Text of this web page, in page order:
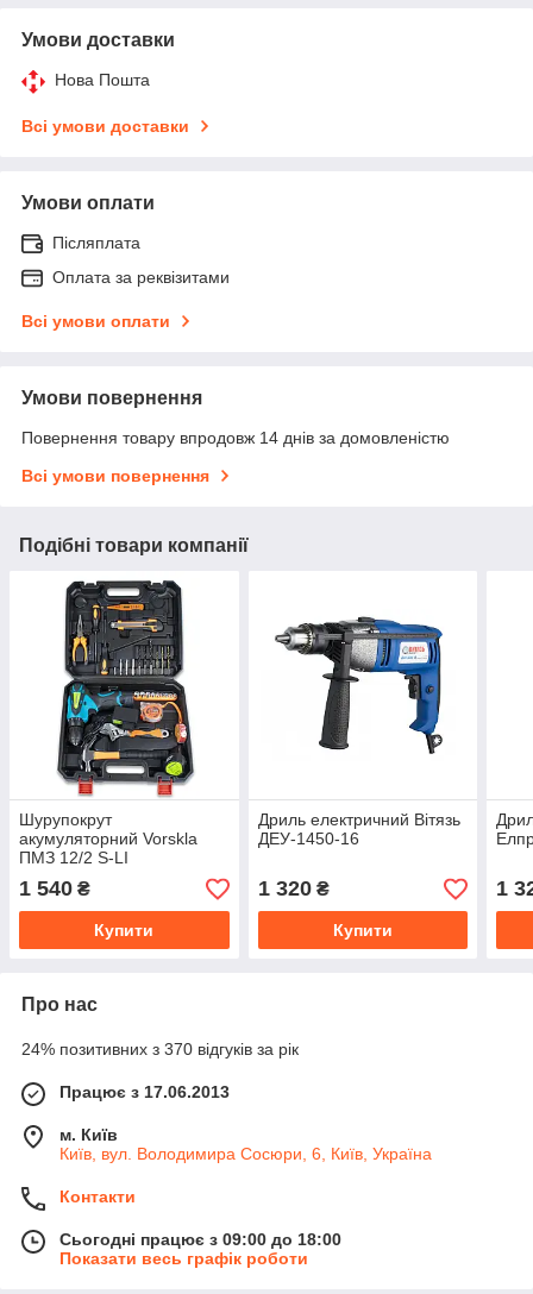
Умови доставки
Нова Пошта
Всі умови доставки
Умови оплати
Післяплата
Оплата за реквізитами
Всі умови оплати
Умови повернення
Повернення товару впродовж 14 днів за домовленістю
Всі умови повернення
Подібні товари компанії
Шурупокрут
акумуляторний Vorskla
ПМЗ 12/2 S-LI
1 540 ₴
Купити
Дриль електричний Вітязь
ДЕУ-1450-16
1 320₴
Купити
1
Про нас
24% позитивних з 370 відгуків за рік
Працює з 17.06.2013
м. Київ
Київ, вул. Володимира Сосюри, 6, Київ, Україна
Контакти
Сьогодні працює з 09:00 до 18:00
Показати весь графік роботи